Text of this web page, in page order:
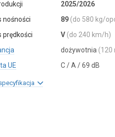
2025/2026
nośności
89 (do 580 kg/
prędkości
V (do 240 km/h)
dożywotnia (120
UE
C / A / 69 dB
specyfikacja